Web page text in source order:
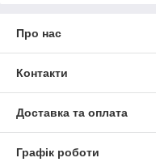
Про нас
Контакти
Доставка та оплата
Графік роботи